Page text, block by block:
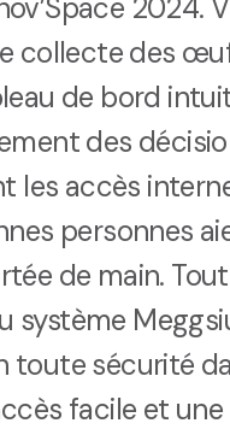
2024.
collecte des
de bord
des
les accès
personnes
de main.
système
toute sécurité
facile et une